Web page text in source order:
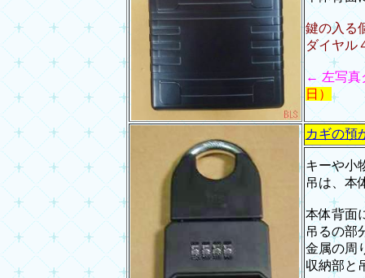
鍵の入る
ダイヤル
← 左写真
日）
カギの預
キーや小
吊は、本
本体背面
吊るの部
金属の周
収納部と